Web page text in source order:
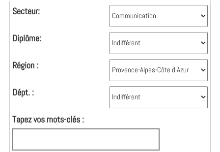
Secteur:
Diplôme:
Région :
Dépt. :
Tapez vos mots-clés :